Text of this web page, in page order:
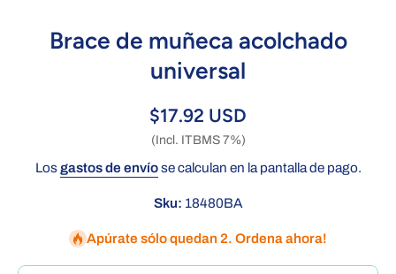
Brace de muñeca acolchado
universal
$17.92 USD
(Incl. ITBMS 7%)
Losgastos de envíose calculan en la pantalla de pago.
Sku: 18480BA
Apúrate sólo quedan 2. Ordena ahora!